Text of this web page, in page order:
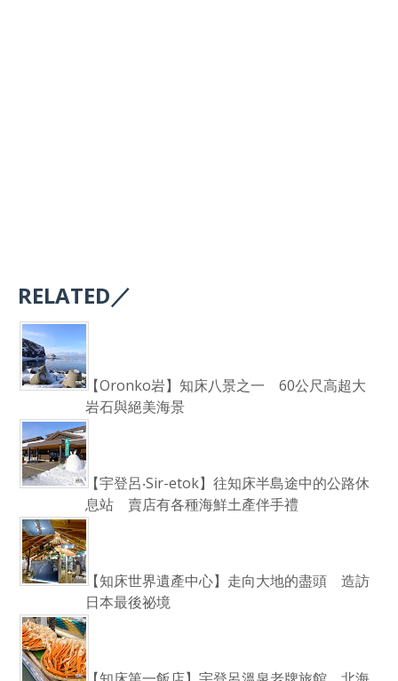
RELATED／
【Oronko岩】知床八景之一 60公尺高超大
岩石與絕美海景
【宇登呂‧Sir-etok】往知床半島途中的公路休
息站 賣店有各種海鮮土產伴手禮
【知床世界遺產中心】走向大地的盡頭 造訪
日本最後祕境